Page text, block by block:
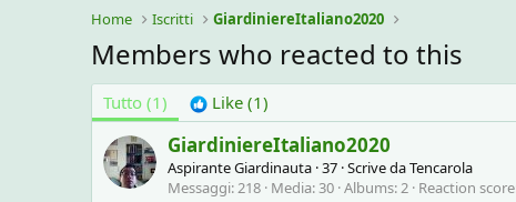
Home Iscritti GiardiniereItaliano2020
Members who reacted to this
Tutto (1) Like (1)
GiardiniereItaliano2020
Aspirante Giardinauta ·37 ·Scrive daTencarola
Messaggi 218 Media 30 Albums 2 Reaction score